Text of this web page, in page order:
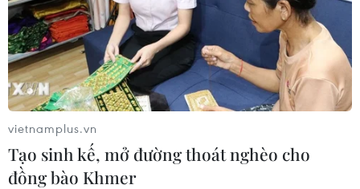
vietnamplus.vn
Tạo sinh kế, mở đường thoát nghèo cho
đồng bào Khmer